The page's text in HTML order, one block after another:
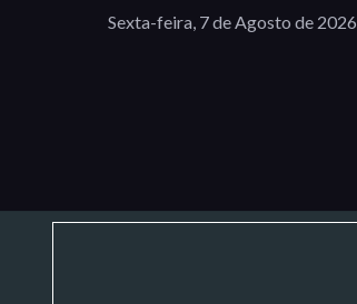
Sexta-feira, 7 de Agosto de 2026